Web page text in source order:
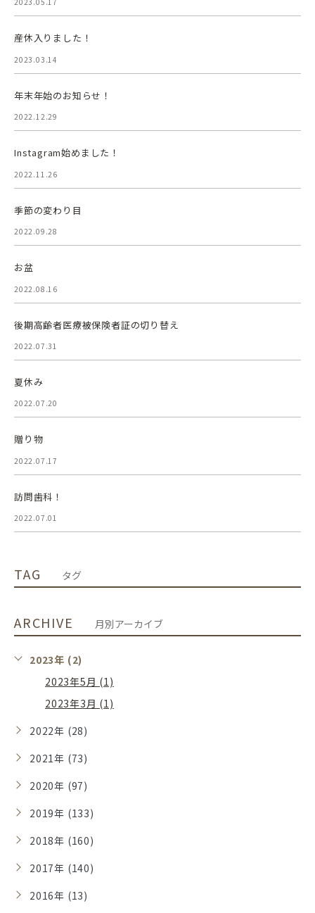
産休入りました！
2023.03.14
年末年始のお知らせ！
2022.12.29
Instagram始めました！
2022.11.26
季節の変わり目
2022.09.28
お盆
2022.08.16
後期高齢者医療被保険者証の切り替え
2022.07.31
夏休み
2022.07.20
贈り物
2022.07.17
訪問歯科！
2022.07.01
TAG タグ
ARCHIVE 月別アーカイブ
2023年 (2)
2023年5月 (1)
2023年3月 (1)
2022年 (28)
2021年 (73)
2020年 (97)
2019年 (133)
2018年 (160)
2017年 (140)
2016年 (13)